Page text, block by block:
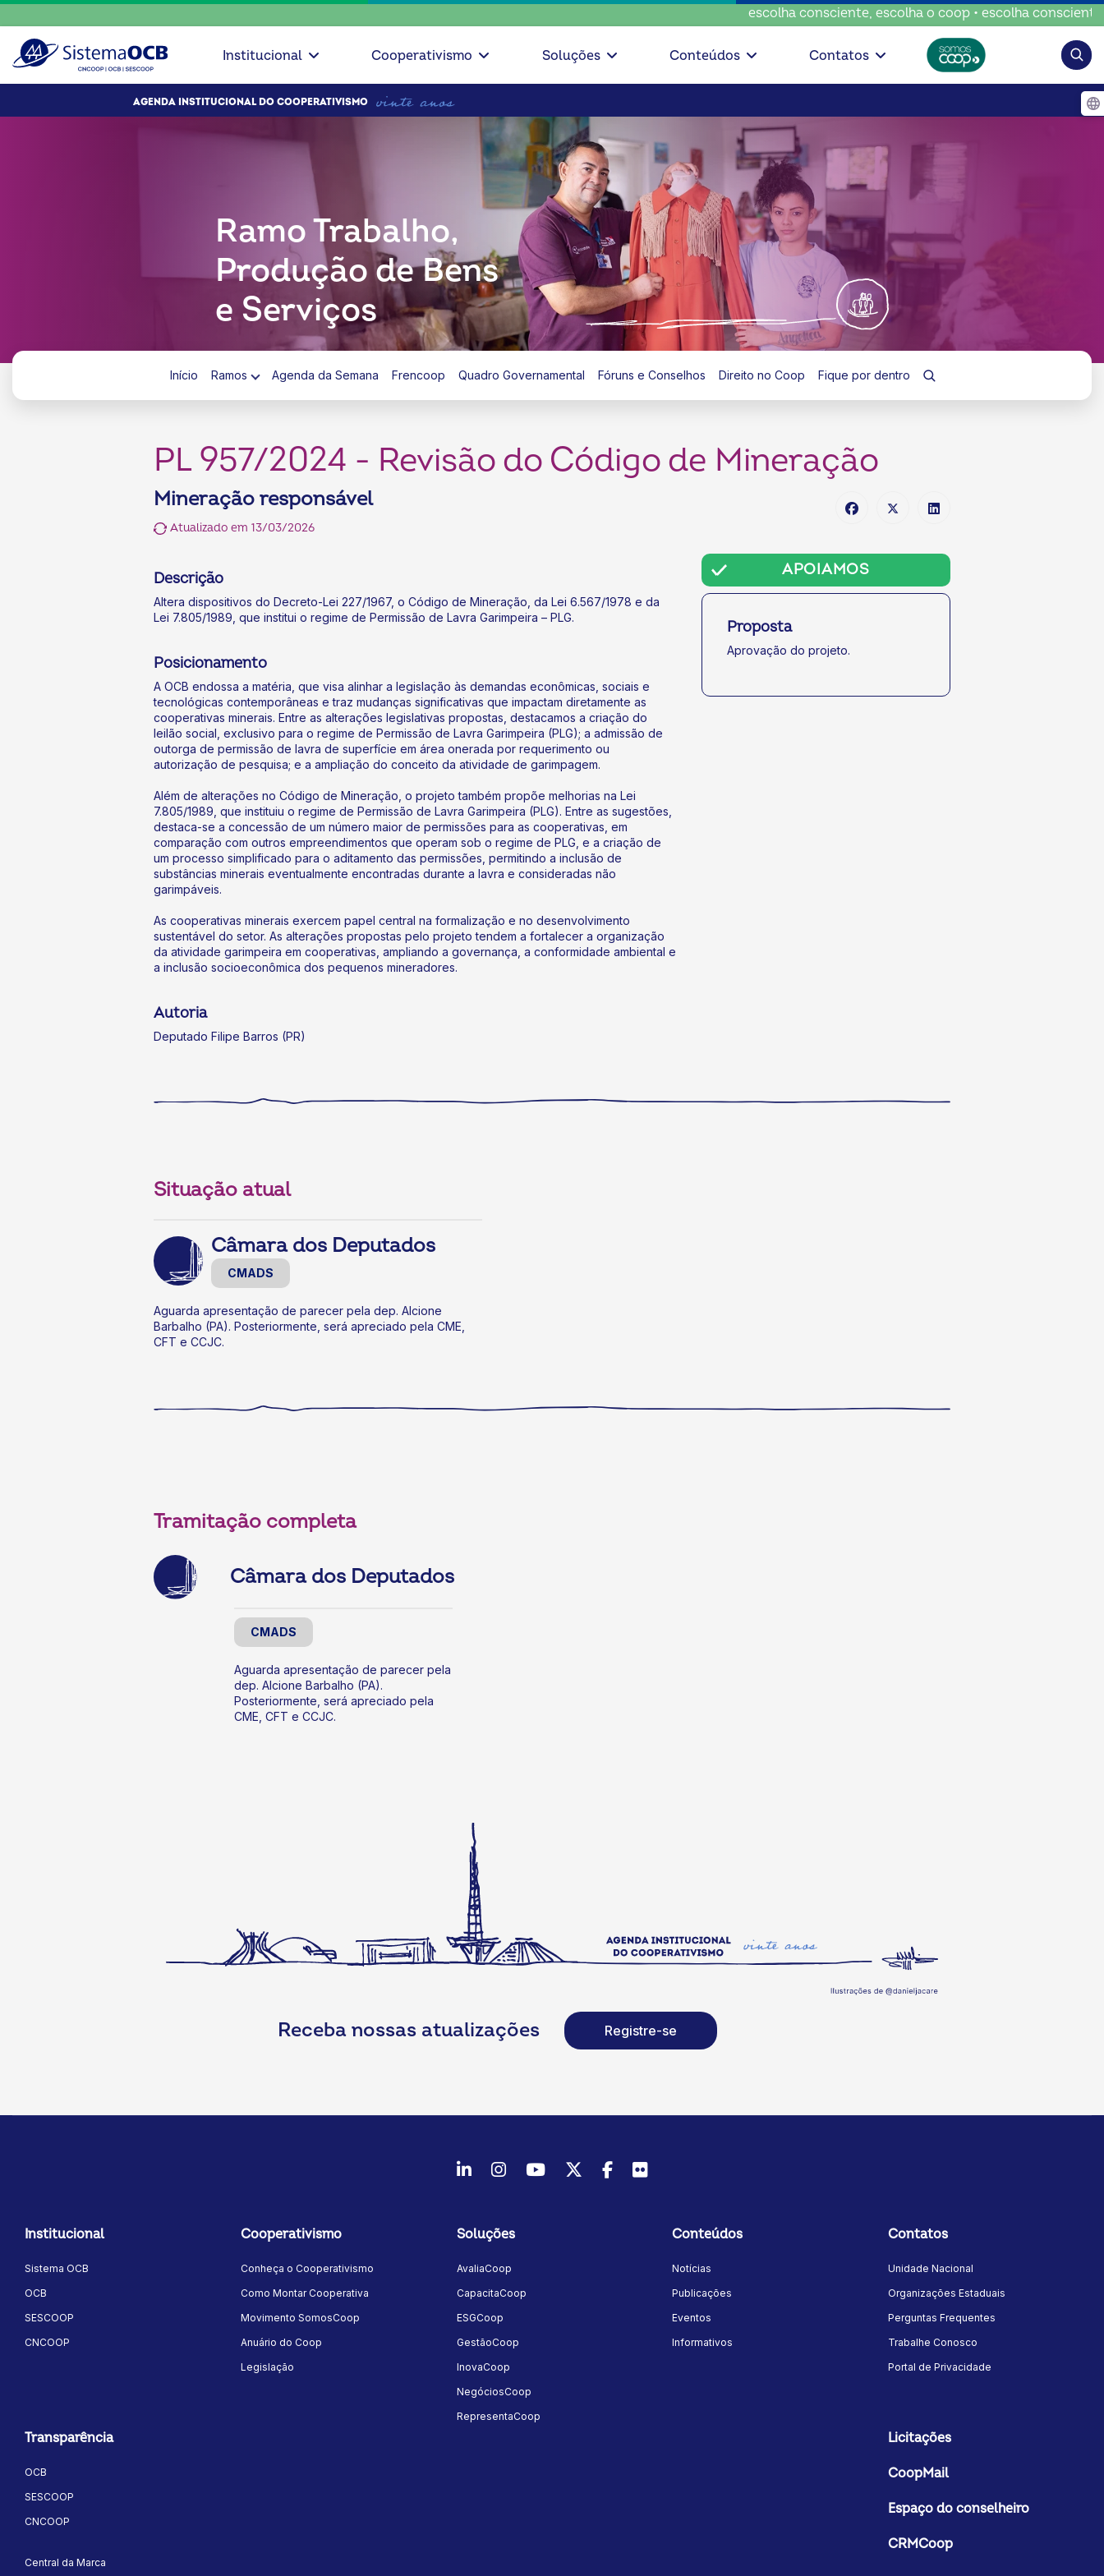
escolha consciente, escolha o coop • escolha consciente, escolha
Institucional Cooperativismo Soluções Conteúdos Contatos
AGENDA INSTITUCIONAL DO COOPERATIVISMO
Ramo Trabalho,
Produção de Bens
e Serviços
Início Ramos Agenda da Semana Frencoop Quadro Governamental Fóruns e Conselhos Direito no Coop Fique por dentro
PL 957/2024 - Revisão do Código de Mineração
Mineração responsável
Atualizado em 13/03/2026
Descrição
Altera dispositivos do Decreto-Lei 227/1967, o Código de Mineração, da Lei 6.567/1978 e da
Lei 7.805/1989, que institui o regime de Permissão de Lavra Garimpeira – PLG.
Posicionamento
A OCB endossa a matéria, que visa alinhar a legislação às demandas econômicas, sociais e
tecnológicas contemporâneas e traz mudanças significativas que impactam diretamente as
cooperativas minerais. Entre as alterações legislativas propostas, destacamos a criação do
leilão social, exclusivo para o regime de Permissão de Lavra Garimpeira (PLG); a admissão de
outorga de permissão de lavra de superfície em área onerada por requerimento ou
autorização de pesquisa; e a ampliação do conceito da atividade de garimpagem.
Além de alterações no Código de Mineração, o projeto também propõe melhorias na Lei
7.805/1989, que instituiu o regime de Permissão de Lavra Garimpeira (PLG). Entre as sugestões,
destaca-se a concessão de um número maior de permissões para as cooperativas, em
comparação com outros empreendimentos que operam sob o regime de PLG, e a criação de
um processo simplificado para o aditamento das permissões, permitindo a inclusão de
substâncias minerais eventualmente encontradas durante a lavra e consideradas não
garimpáveis.
As cooperativas minerais exercem papel central na formalização e no desenvolvimento
sustentável do setor. As alterações propostas pelo projeto tendem a fortalecer a organização
da atividade garimpeira em cooperativas, ampliando a governança, a conformidade ambiental e
a inclusão socioeconômica dos pequenos mineradores.
Autoria
Deputado Filipe Barros (PR)
APOIAMOS
Proposta
Aprovação do projeto.
Situação atual
Câmara dos Deputados
CMADS
Aguarda apresentação de parecer pela dep. Alcione
Barbalho (PA). Posteriormente, será apreciado pela CME,
CFT e CCJC.
Tramitação completa
Câmara dos Deputados
CMADS
Aguarda apresentação de parecer pela
dep. Alcione Barbalho (PA).
Posteriormente, será apreciado pela
CME, CFT e CCJC.
Receba nossas atualizações Registre-se
LinkedInInstagram
YoutubeTwitter/X
Facebook
Flickr
Institucional
Sistema OCB
OCB
SESCOOP
CNCOOP
Cooperativismo
Conheça o Cooperativismo
Como Montar Cooperativa
Movimento SomosCoop
Anuário do Coop
Legislação
Soluções
AvaliaCoop
CapacitaCoop
ESGCoop
GestãoCoop
InovaCoop
NegóciosCoop
RepresentaCoop
Conteúdos
Notícias
Publicações
Eventos
Informativos
Contatos
Unidade Nacional
Organizações Estaduais
Perguntas Frequentes
Trabalhe Conosco
Portal de Privacidade
Transparência
OCB
SESCOOP
CNCOOP
Central da Marca
Licitações
CoopMail
Espaço do conselheiro
CRMCoop